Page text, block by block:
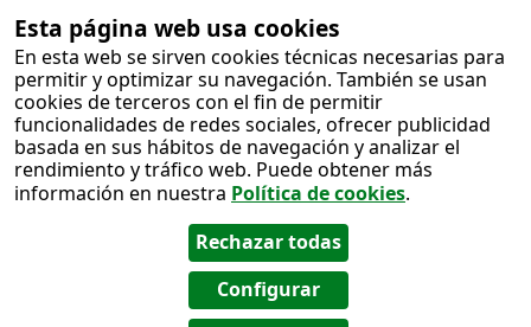
Esta página web usa cookies
En esta web se sirven cookies técnicas necesarias para
permitir y optimizar su navegación. También se usan
cookies de terceros con el fin de permitir
funcionalidades de redes sociales, ofrecer publicidad
basada en sus hábitos de navegación y analizar el
rendimiento y tráfico web. Puede obtener más
información en nuestra Política de cookies.